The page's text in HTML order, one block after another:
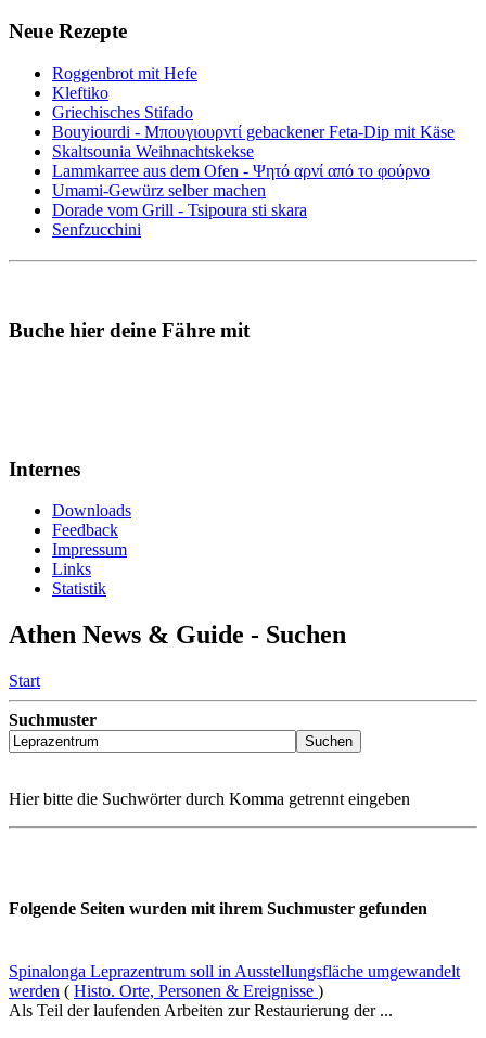
Neue Rezepte
Roggenbrot mit Hefe
Kleftiko
Griechisches Stifado
Bouyiourdi - Μπουγιουρντί gebackener Feta-Dip mit Käse
Skaltsounia Weihnachtskekse
Lammkarree aus dem Ofen - Ψητό αρνί από το φούρνο
Umami-Gewürz selber machen
Dorade vom Grill - Tsipoura sti skara
Senfzucchini
Buche hier deine Fähre mit
Internes
Downloads
Feedback
Impressum
Links
Statistik
Athen News & Guide - Suchen
Start
Suchmuster
Hier bitte die Suchwörter durch Komma getrennt eingeben
Folgende Seiten wurden mit ihrem Suchmuster gefunden
Spinalonga Leprazentrum soll in Ausstellungsfläche umgewandelt
werden ( Histo. Orte, Personen & Ereignisse )
Als Teil der laufenden Arbeiten zur Restaurierung der ...